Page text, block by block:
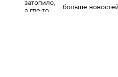
больше новостей